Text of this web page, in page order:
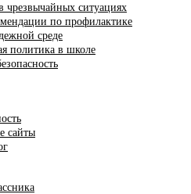
чрезвычайных ситуациях
по профилактике
среде
политика в школе
сайты